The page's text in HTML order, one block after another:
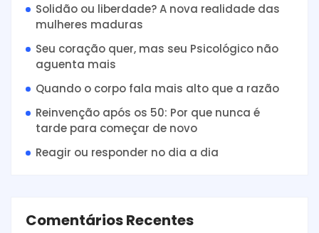
Solidão ou liberdade? A nova realidade das
mulheres maduras
Seu coração quer, mas seu Psicológico não
aguenta mais
Quando o corpo fala mais alto que a razão
Reinvenção após os 50: Por que nunca é
tarde para começar de novo
Reagir ou responder no dia a dia
Comentários Recentes